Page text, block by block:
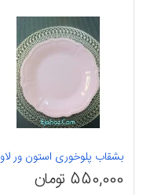
550,000 تومان